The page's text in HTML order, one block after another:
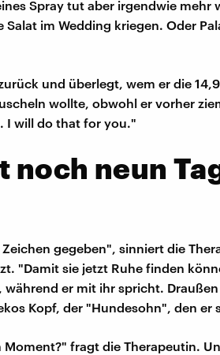
Spray tut aber irgendwie mehr
im Wedding kriegen. Oder
und überlegt, wem er die
wollte, obwohl er vorher
I will do that for you."
noch neun
gegeben", sinniert die
"Damit sie jetzt Ruhe finden
während er mit ihr spricht.
Kopf, der "Hundesohn", den er
Moment?" fragt die Therapeutin.